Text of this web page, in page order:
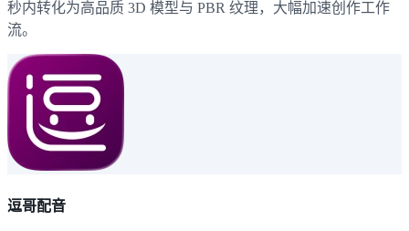
秒内转化为高品质 3D 模型与 PBR 纹理，大幅加速创作工作
流。
逗哥配音